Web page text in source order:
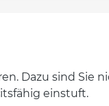
Dazu sind Sie
einstuft.